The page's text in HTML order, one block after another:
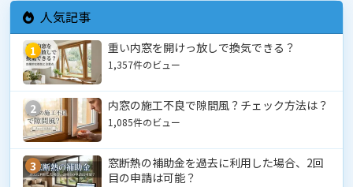
人気記事
1 重い内窓を開けっ放しで換気できる？
1,357件のビュー
2 内窓の施工不良で隙間風？チェック方法は？
1,085件のビュー
3
窓断熱の補助金を過去に利用した場合、2回
目の申請は可能？